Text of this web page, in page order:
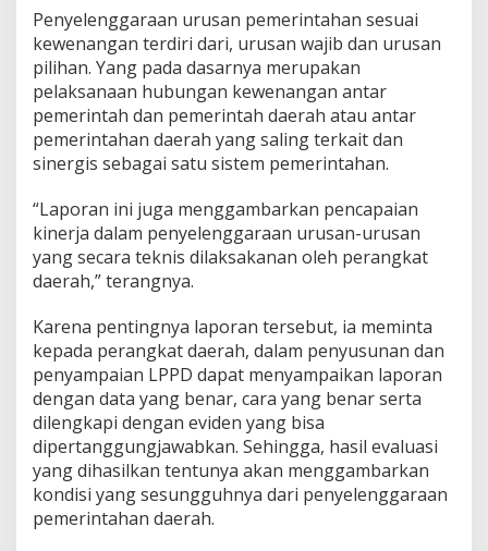
Penyelenggaraan urusan pemerintahan sesuai
kewenangan terdiri dari, urusan wajib dan urusan
pilihan. Yang pada dasarnya merupakan
pelaksanaan hubungan kewenangan antar
pemerintah dan pemerintah daerah atau antar
pemerintahan daerah yang saling terkait dan
sinergis sebagai satu sistem pemerintahan.
“Laporan ini juga menggambarkan pencapaian
kinerja dalam penyelenggaraan urusan-urusan
yang secara teknis dilaksakanan oleh perangkat
daerah,” terangnya.
Karena pentingnya laporan tersebut, ia meminta
kepada perangkat daerah, dalam penyusunan dan
penyampaian LPPD dapat menyampaikan laporan
dengan data yang benar, cara yang benar serta
dilengkapi dengan eviden yang bisa
dipertanggungjawabkan. Sehingga, hasil evaluasi
yang dihasilkan tentunya akan menggambarkan
kondisi yang sesungguhnya dari penyelenggaraan
pemerintahan daerah.